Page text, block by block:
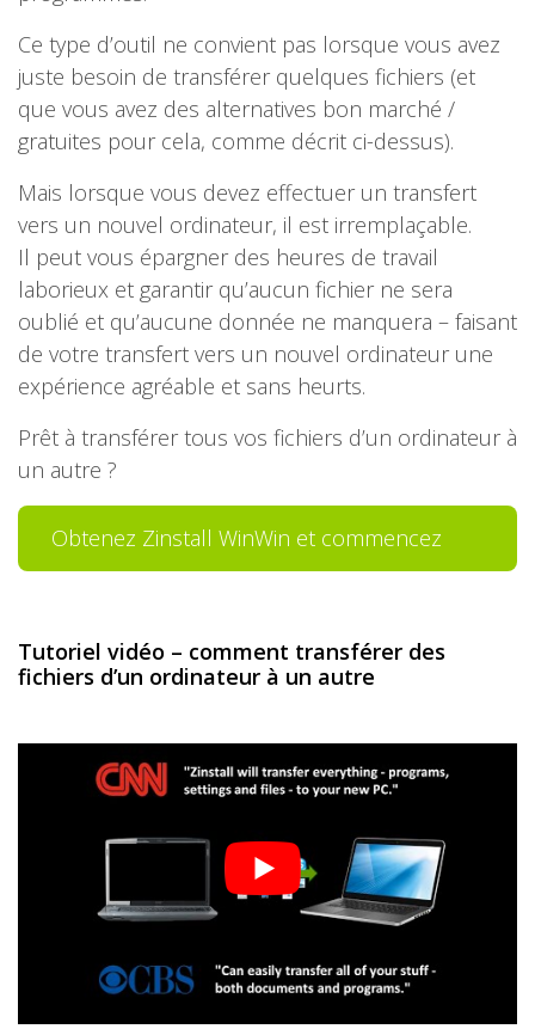
Ce type d’outil ne convient pas lorsque vous avez
juste besoin de transférer quelques fichiers (et
que vous avez des alternatives bon marché /
gratuites pour cela, comme décrit ci-dessus).
Mais lorsque vous devez effectuer un transfert
vers un nouvel ordinateur, il est irremplaçable.
Il peut vous épargner des heures de travail
laborieux et garantir qu’aucun fichier ne sera
oublié et qu’aucune donnée ne manquera – faisant
de votre transfert vers un nouvel ordinateur une
expérience agréable et sans heurts.
Prêt à transférer tous vos fichiers d’un ordinateur à
un autre ?
Obtenez Zinstall WinWin et commencez
Tutoriel vidéo – comment transférer des
fichiers d’un ordinateur à un autre